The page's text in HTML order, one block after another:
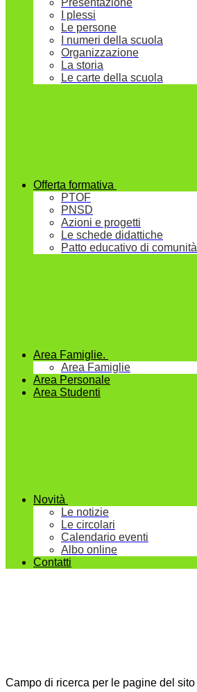
Presentazione
I plessi
Le persone
I numeri della scuola
Organizzazione
La storia
Le carte della scuola
Offerta formativa
PTOF
PNSD
Azioni e progetti
Le schede didattiche
Patto educativo di comunità
Area Famiglie.
Area Famiglie
Area Personale
Area Studenti
Novità
Le notizie
Le circolari
Calendario eventi
Albo online
Contatti
Campo di ricerca per le pagine del sito